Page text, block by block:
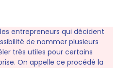
entrepreneurs qui décident
de nommer plusieurs
très utiles pour certains
On appelle ce procédé la